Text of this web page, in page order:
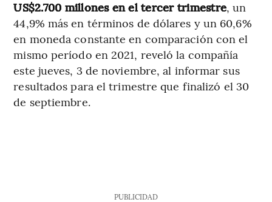
US$2.700 millones en el tercer trimestre, un
44,9% más en términos de dólares y un 60,6%
en moneda constante en comparación con el
mismo período en 2021, reveló la compañía
este jueves, 3 de noviembre, al informar sus
resultados para el trimestre que finalizó el 30
de septiembre.
PUBLICIDAD